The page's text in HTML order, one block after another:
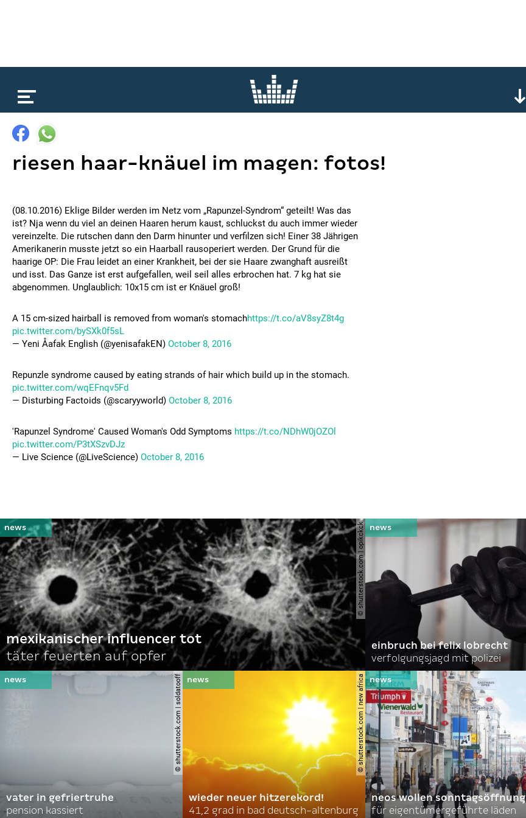
riesen haar-knäuel im magen: fotos!
(08.10.2016) Eklige Bilder werden im Netz vom „Rapunzel-Syndrom“ geteilt! Was das
ist? Nja wenn du viel an deinen Haaren herum kaust, schluckst du auch immer wieder
vereinzelte. Die rutschen dann den Darm hinunter und verfilzen sich! Einer 38 Jährigen
Amerikanerin musste jetzt so ein Haarball rausoperiert werden. Der Grund für die
haarige OP: Die Frau leidet an einer Krankheit, bei der sie Haare zwanghaft ausreißt
und isst. Das Ganze ist erst aufgefallen, weil seil alles erbrochen hat. 7 kg hat sie
abgenommen. Unglaublich: 10x15 cm ist er Knäuel groß!
A 15 cm-sized hairball is removed from woman's stomachhttps://t.co/aV8syZ8t4g
pic.twitter.com/bySXk0f5sL
— Yeni Åafak English (@yenisafakEN) October 8, 2016
Repunzle syndrome caused by eating strands of hair which build up in the stomach.
pic.twitter.com/wqEFnqv5Fd
— Disturbing Factoids (@scaryyworld) October 8, 2016
'Rapunzel Syndrome' Caused Woman's Odd Symptoms https://t.co/NDhW0jOZOl
pic.twitter.com/P3tXSzvDJz
— Live Science (@LiveScience) October 8, 2016
© shutterstock.com | opikckck
mexikanischer influencer tot
täter feuerten auf opfer
einbruch bei felix lobrecht
verfolgungsjagd mit polizei
© shutterstock.com | soldatooff
vater in gefriertruhe
pension kassiert
© shutterstock.com | new africa
wieder neuer hitzerekord!
41,2 grad in bad deutsch-altenburg
neos wollen sonntagsöffnung
für eigentümergeführte läden